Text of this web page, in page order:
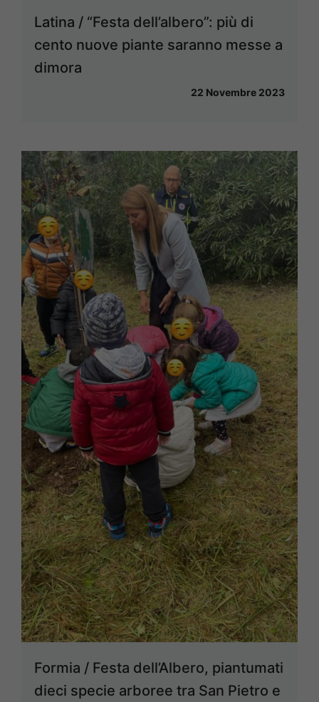
Latina / “Festa dell’albero”: più di
cento nuove piante saranno messe a
dimora
22 Novembre 2023
Formia / Festa dell’Albero, piantumati
dieci specie arboree tra San Pietro e